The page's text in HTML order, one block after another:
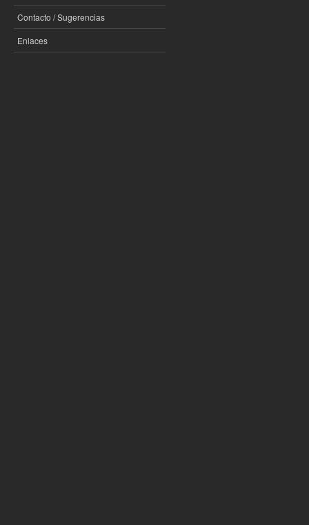
Contacto / Sugerencias
Enlaces